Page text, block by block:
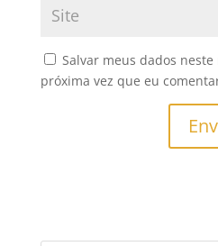
Salvar meus dados
próxima vez que eu